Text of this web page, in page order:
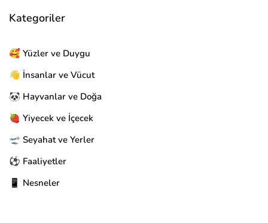
Kategoriler
🥰 Yüzler ve Duygu
👋 İnsanlar ve Vücut
🐼 Hayvanlar ve Doğa
🍓 Yiyecek ve İçecek
🛫 Seyahat ve Yerler
⚽ Faaliyetler
📱 Nesneler